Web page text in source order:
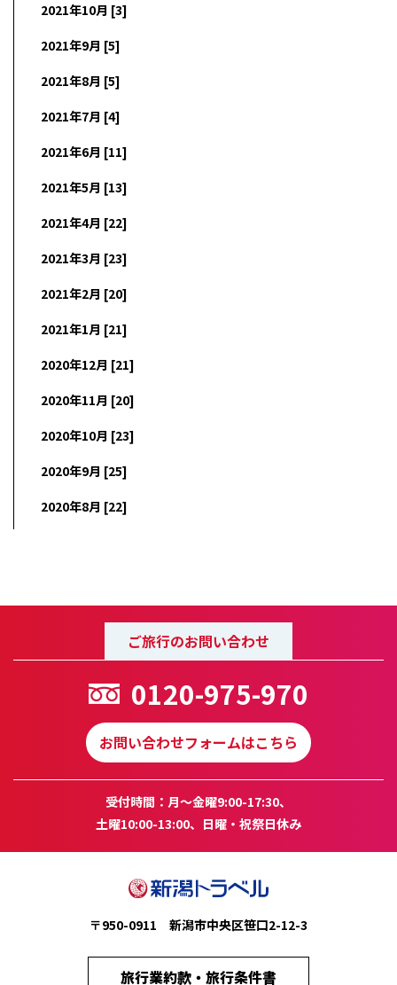
2021年10月 [3]
2021年9月 [5]
2021年8月 [5]
2021年7月 [4]
2021年6月 [11]
2021年5月 [13]
2021年4月 [22]
2021年3月 [23]
2021年2月 [20]
2021年1月 [21]
2020年12月 [21]
2020年11月 [20]
2020年10月 [23]
2020年9月 [25]
2020年8月 [22]
ご旅行のお問い合わせ
0120-975-970
お問い合わせフォームはこちら
受付時間：月～金曜9:00-17:30、
土曜10:00-13:00、日曜・祝祭日休み
〒950-0911 新潟市中央区笹口2-12-3
旅行業約款・旅行条件書